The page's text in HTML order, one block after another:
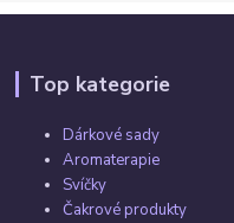
Top kategorie
Dárkové sady
Aromaterapie
Svíčky
Čakrové produkty